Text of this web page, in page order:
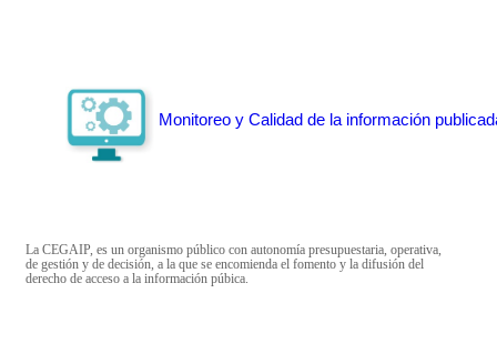
Monitoreo y Calidad de la información
La CEGAIP, es un organismo público con autonomía presupuestaria, operativa,
de gestión y de decisión, a la que se encomienda el fomento y la difusión del
derecho de acceso a la información púbica.